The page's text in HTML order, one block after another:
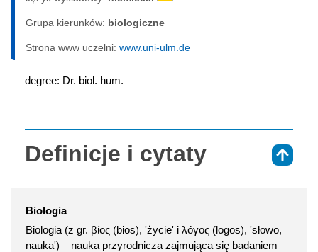
Grupa kierunków: biologiczne
Strona www uczelni: www.uni-ulm.de
degree: Dr. biol. hum.
Definicje i cytaty
Biologia
Biologia (z gr. βίος (bios), 'życie' i λόγος (logos), 'słowo,
nauka') – nauka przyrodnicza zajmująca się badaniem